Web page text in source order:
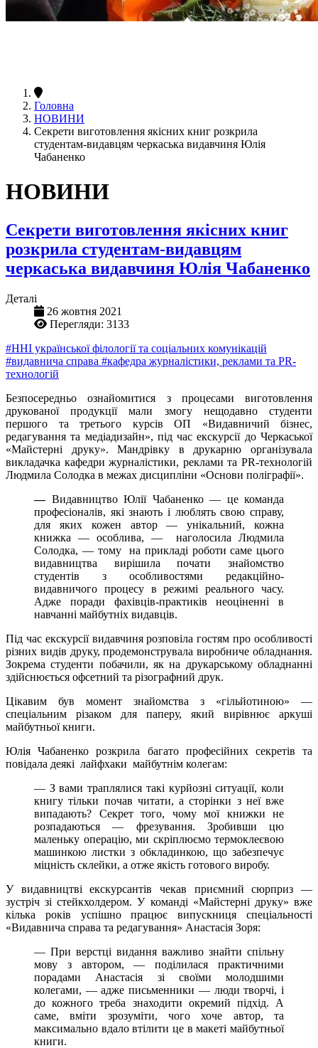
Головна
НОВИНИ
Секрети виготовлення якісних книг розкрила
студентам-видавцям черкаська видавчиня Юлія
Чабаненко
НОВИНИ
Секрети виготовлення якісних книг
розкрила студентам-видавцям
черкаська видавчиня Юлія Чабаненко
Деталі
26 жовтня 2021
Перегляди: 3133
#ННІ української філології та соціальних комунікацій
#видавнича справа #кафедра журналістики, реклами та PR-
технологій
Безпосередньо ознайомитися з процесами виготовлення
друкованої продукції мали змогу нещодавно студенти
першого та третього курсів ОП «Видавничий бізнес,
редагування та медіадизайн», під час екскурсії до Черкаської
«Майстерні друку». Мандрівку в друкарню організувала
викладачка кафедри журналістики, реклами та PR-технологій
Людмила Солодка в межах дисципліни «Основи поліграфії».
— Видавництво Юлії Чабаненко — це команда
професіоналів, які знають і люблять свою справу,
для яких кожен автор — унікальний, кожна
книжка — особлива, — наголосила Людмила
Солодка, — тому на прикладі роботи саме цього
видавництва вирішила почати знайомство
студентів з особливостями редакційно-
видавничого процесу в режимі реального часу.
Адже поради фахівців-практиків неоціненні в
навчанні майбутніх видавців.
Під час екскурсії видавчиня розповіла гостям про особливості
різних видів друку, продемонструвала виробниче обладнання.
Зокрема студенти побачили, як на друкарському обладнанні
здійснюється офсетний та різографний друк.
Цікавим був момент знайомства з «гільйотиною» —
спеціальним різаком для паперу, який вирівнює аркуші
майбутньої книги.
Юлія Чабаненко розкрила багато професійних секретів та
повідала деякі лайфхаки майбутнім колегам:
— З вами траплялися такі курйозні ситуації, коли
книгу тільки почав читати, а сторінки з неї вже
випадають? Секрет того, чому мої книжки не
розпадаються — фрезування. Зробивши цю
маленьку операцію, ми скріплюємо термоклеєвою
машинкою листки з обкладинкою, що забезпечує
міцність склейки, а отже якість готового виробу.
У видавництві екскурсантів чекав приємний сюрприз —
зустріч зі стейкхолдером. У команді «Майстерні друку» вже
кілька років успішно працює випускниця спеціальності
«Видавнича справа та редагування» Анастасія Зоря:
— При верстці видання важливо знайти спільну
мову з автором, — поділилася практичними
порадами Анастасія зі своїми молодшими
колегами, — адже письменники — люди творчі, і
до кожного треба знаходити окремий підхід. А
саме, вміти зрозуміти, чого хоче автор, та
максимально вдало втілити це в макеті майбутньої
книги.